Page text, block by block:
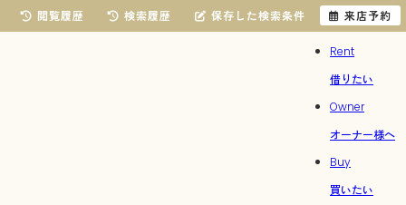
Rent
借りたい
Owner
オーナー様へ
Buy
買いたい
閲覧履歴 検索履歴 保存した検索条件 来店予約